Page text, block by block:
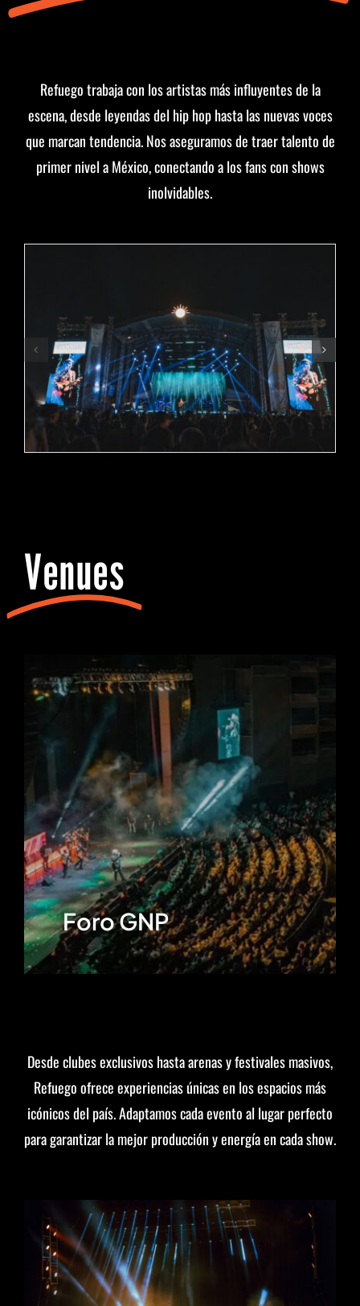
Refuego trabaja con los artistas más influyentes de la
escena, desde leyendas del hip hop hasta las nuevas voces
que marcan tendencia. Nos aseguramos de traer talento de
primer nivel a México, conectando a los fans con shows
inolvidables.
Venues
Foro GNP
Desde clubes exclusivos hasta arenas y festivales masivos,
Refuego ofrece experiencias únicas en los espacios más
icónicos del país. Adaptamos cada evento al lugar perfecto
para garantizar la mejor producción y energía en cada show.